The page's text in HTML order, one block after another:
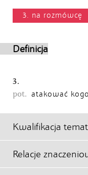
3. na rozmówcę
Definicja
3.
pot. atakować
Kwalifikacja
Relacje